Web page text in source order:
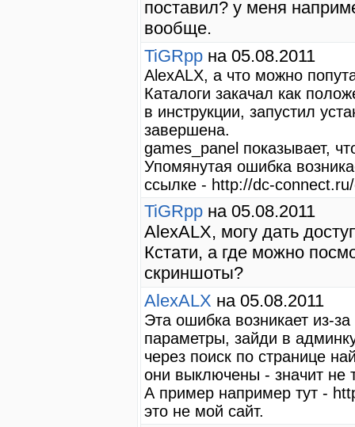
поставил? у меня
вообще.
TiGRpp на 05.08.2011
AlexALX, а что можно
Каталоги закачал как
в инструкции, запустил
завершена.
games_panel показывает,
Упомянутая ошибка
ссылке - http://dc-
TiGRpp на 05.08.2011
AlexALX, могу дать
Кстати, а где можно
скриншоты?
AlexALX на 05.08.2011
Эта ошибка возникает из-
параметры, зайди в
через поиск по странице
они выключены - значит не
А пример например тут -
это не мой сайт.